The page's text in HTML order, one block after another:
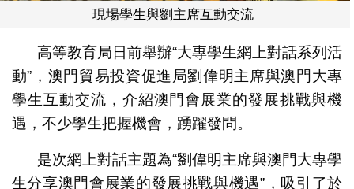
現場學生與劉主席互動交流
高等教育局日前舉辦“大專學生網上對話系列活
動”，澳門貿易投資促進局劉偉明主席與澳門大專
學生互動交流，介紹澳門會展業的發展挑戰與機
遇，不少學生把握機會，踴躍發問。
是次網上對話主題為“劉偉明主席與澳門大專學
生分享澳門會展業的發展挑戰與機遇”，吸引了於